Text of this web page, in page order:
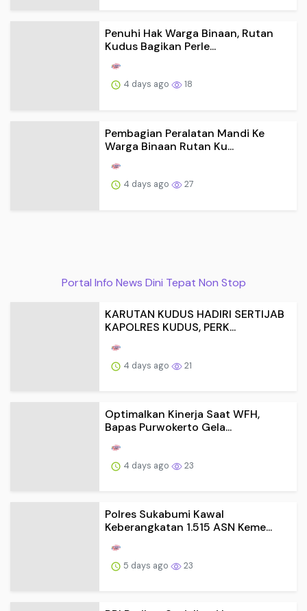
Penuhi Hak Warga Binaan, Rutan
Kudus Bagikan Perle...
4 days ago 18
Pembagian Peralatan Mandi Ke
Warga Binaan Rutan Ku...
4 days ago 27
Portal Info News Dini Tepat Non Stop
KARUTAN KUDUS HADIRI SERTIJAB
KAPOLRES KUDUS, PERK...
4 days ago 21
Optimalkan Kinerja Saat WFH,
Bapas Purwokerto Gela...
4 days ago 23
Polres Sukabumi Kawal
Keberangkatan 1.515 ASN Keme...
5 days ago 23